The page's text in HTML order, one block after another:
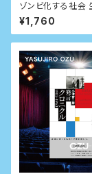
ゾンビ化する社会
代をサバイブする
¥1,760